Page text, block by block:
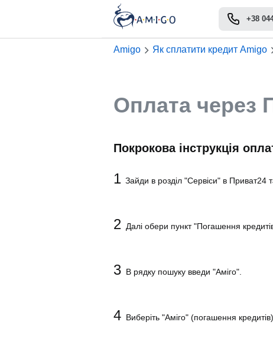
+38
Amigo Як сплатити кредит Amigo
Оплата через
Покрокова інструкція
1 Зайди в розділ "Сервіси" в Приват24
2 Далі обери пункт "Погашення
3 В рядку пошуку введи "Аміго".
4 Виберіть "Аміго" (погашення кредитів).